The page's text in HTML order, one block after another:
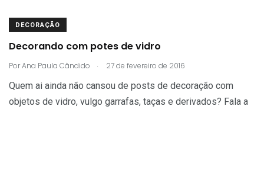
DECORAÇÃO
Decorando com potes de vidro
PorAna Paula Cândido . 27 de fevereiro de 2016
Quem ai ainda não cansou de posts de decoração com
objetos de vidro, vulgo garrafas, taças e derivados? Fala a